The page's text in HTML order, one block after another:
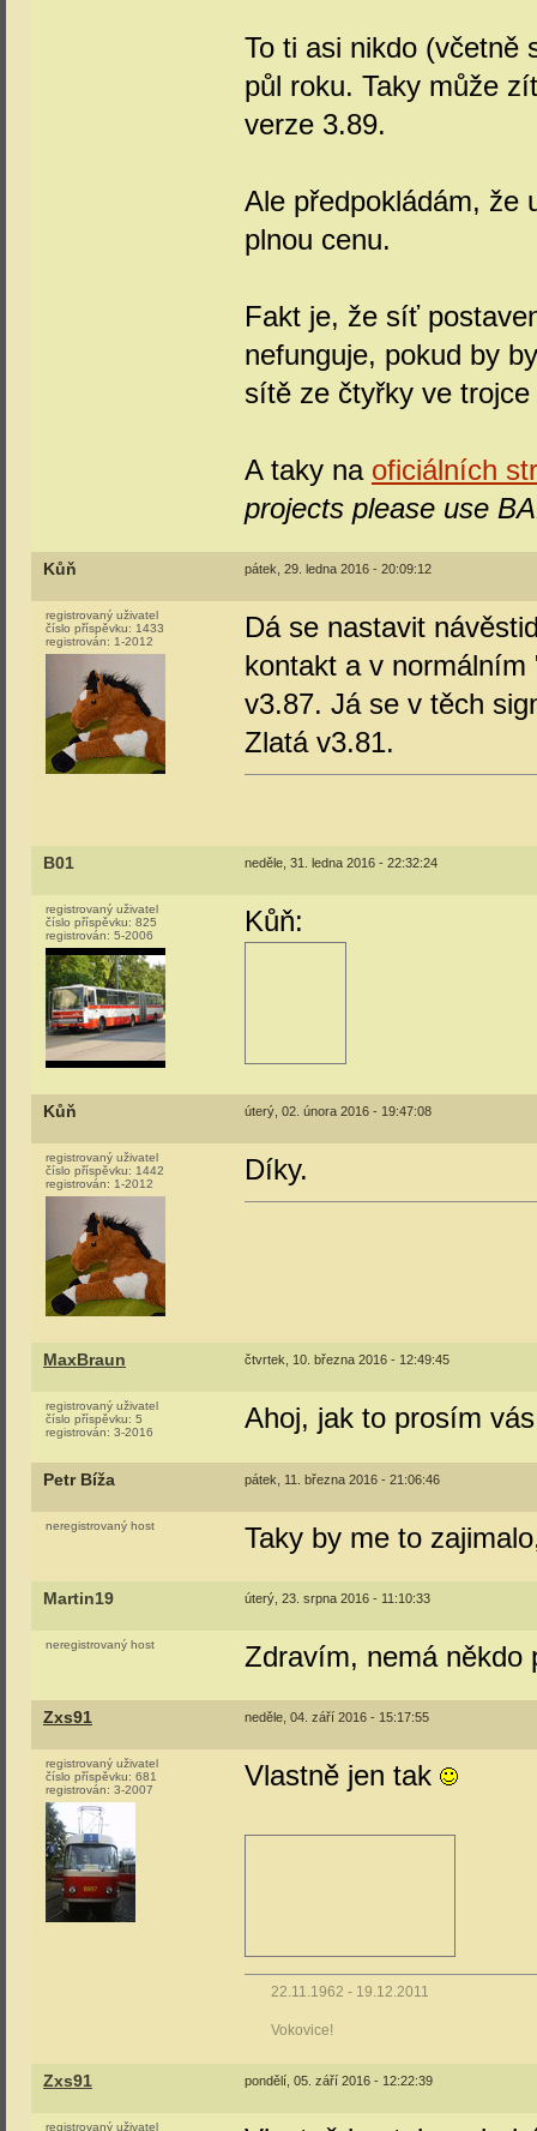
To ti asi nikdo (včetně
půl roku. Taky může
verze 3.89.
Ale předpokládám, že
plnou cenu.
Fakt je, že síť
nefunguje, pokud by
sítě ze čtyřky ve
A taky na oficiálních
projects please use
Kůň pátek, 29. ledna 2016 - 20:09:12
registrovaný uživatel
číslo příspěvku: 1433
registrován: 1-2012
Dá se nastavit
kontakt a v
v3.87. Já se v těch
Zlatá v3.81.
B01 neděle, 31. ledna 2016 - 22:32:24
registrovaný uživatel
číslo příspěvku: 825
registrován: 5-2006 Kůň:
Kůň úterý, 02. února 2016 - 19:47:08
registrovaný uživatel
číslo příspěvku: 1442
registrován: 1-2012 Díky.
MaxBraun čtvrtek, 10. března 2016 - 12:49:45
registrovaný uživatel
číslo příspěvku: 5
registrován: 3-2016 Ahoj, jak to prosím
Petr Bíža pátek, 11. března 2016 - 21:06:46
neregistrovaný host Taky by me to
Martin19 úterý, 23. srpna 2016 - 11:10:33
neregistrovaný host Zdravím, nemá někdo
Zxs91 neděle, 04. září 2016 - 15:17:55
registrovaný uživatel
číslo příspěvku: 681
registrován: 3-2007 Vlastně jen tak
22.11.1962 - 19.12.2011
Vokovice!
Zxs91 pondělí, 05. září 2016 - 12:22:39
registrovaný uživatel